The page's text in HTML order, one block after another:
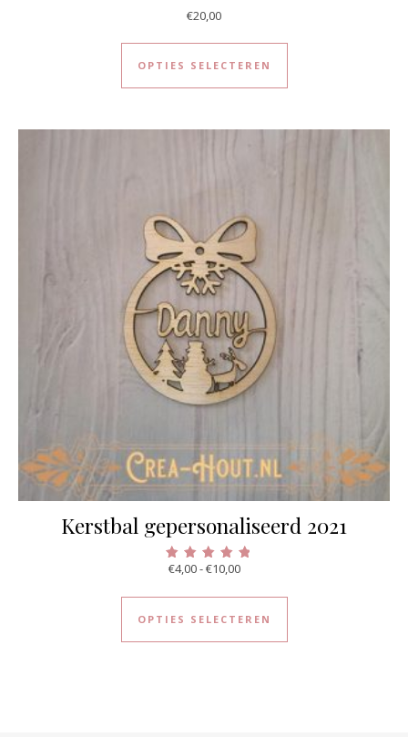
€20,00
OPTIES SELECTEREN
Dit product heeft
Kerstbal gepersonaliseerd 2021
Gewaardeerd
uit 5
€4,00-€10,00Prijsklasse: €4,00 tot €10,00
OPTIES SELECTEREN
Dit product heeft